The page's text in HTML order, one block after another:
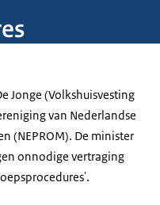
Jonge (Volkshuisvesting
van Nederlandse
(NEPROM). De minister
onnodige vertraging